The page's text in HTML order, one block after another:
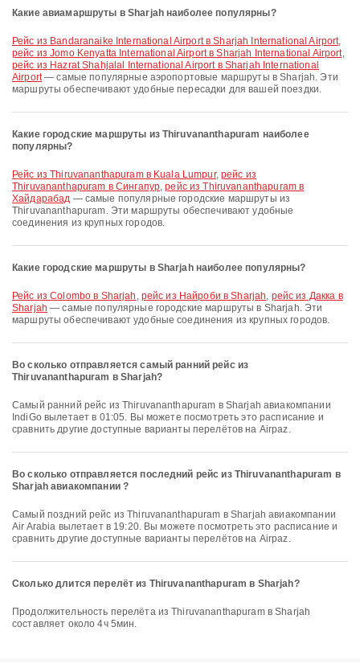
Какие авиамаршруты в Sharjah наиболее популярны?
рейс из Bandaranaike International Airport в Sharjah International Airport,
рейс из Jomo Kenyatta International Airport в Sharjah International Airport,
рейс из Hazrat Shahjalal International Airport в Sharjah International
Airport— самые популярные аэропортовые маршруты в Sharjah. Эти
маршруты обеспечивают удобные пересадки для вашей поездки.
Какие городские маршруты из Thiruvananthapuram наиболее
популярны?
рейс из Thiruvananthapuram в Kuala Lumpur,рейс из
Thiruvananthapuram в Сингапур,рейс из Thiruvananthapuram в
Хайдарабад — самые популярные городские маршруты из
Thiruvananthapuram. Эти маршруты обеспечивают удобные
соединения из крупных городов.
Какие городские маршруты в Sharjah наиболее популярны?
рейс из Colombo в Sharjah , рейс из Найроби в Sharjah, рейс из Дакка в
Sharjah — самые популярные городские маршруты в Sharjah. Эти
маршруты обеспечивают удобные соединения из крупных городов.
Во сколько отправляется самый ранний рейс из
Thiruvananthapuram в Sharjah?
Самый ранний рейс из Thiruvananthapuram в Sharjah авиакомпании
IndiGo вылетает в 01:05. Вы можете посмотреть это расписание и
сравнить другие доступные варианты перелётов на Airpaz.
Во сколько отправляется последний рейс из Thiruvananthapuram в
Sharjah авиакомпании ?
Самый поздний рейс из Thiruvananthapuram в Sharjah авиакомпании
Air Arabia вылетает в 19:20. Вы можете посмотреть это расписание и
сравнить другие доступные варианты перелётов на Airpaz.
Сколько длится перелёт из Thiruvananthapuram в Sharjah?
Продолжительность перелёта из Thiruvananthapuram в Sharjah
составляет около 4ч 5мин.